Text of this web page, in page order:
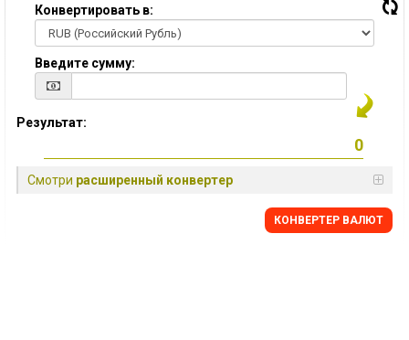
Конвертировать в:
Введите сумму:
Результат:
Смотри расширенный конвертер
КОНВЕРТЕР ВАЛЮТ